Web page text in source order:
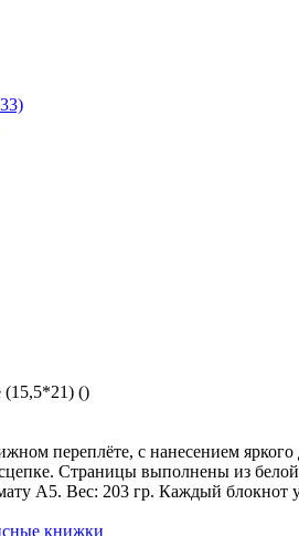
(15,5*21) ()
переплёте, с нанесением
Страницы выполнены из
А5. Вес: 203 гр. Каждый блокнот
книжки